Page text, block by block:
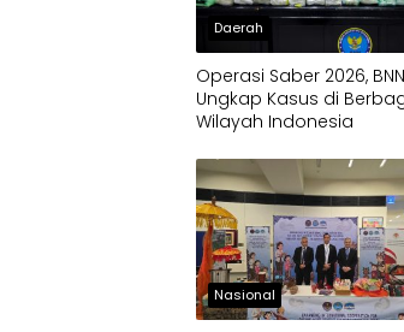
Daerah
Operasi Saber 2026, BNN
Ungkap Kasus di
Wilayah Indonesia
Nasional